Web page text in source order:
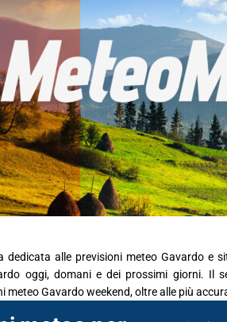
dedicata alle previsioni meteo Gavardo e
oggi, domani e dei prossimi giorni. Il
meteo Gavardo weekend, oltre alle più